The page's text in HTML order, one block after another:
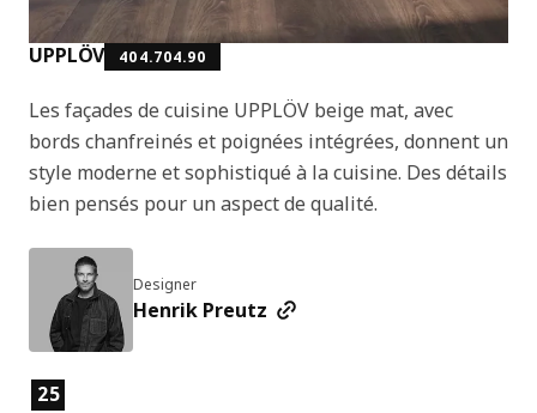
UPPLÖV 404.704.90
Les façades de cuisine UPPLÖV beige mat, avec
bords chanfreinés et poignées intégrées, donnent un
style moderne et sophistiqué à la cuisine. Des détails
bien pensés pour un aspect de qualité.
Designer
Henrik Preutz
Caractéristiques du produit
25